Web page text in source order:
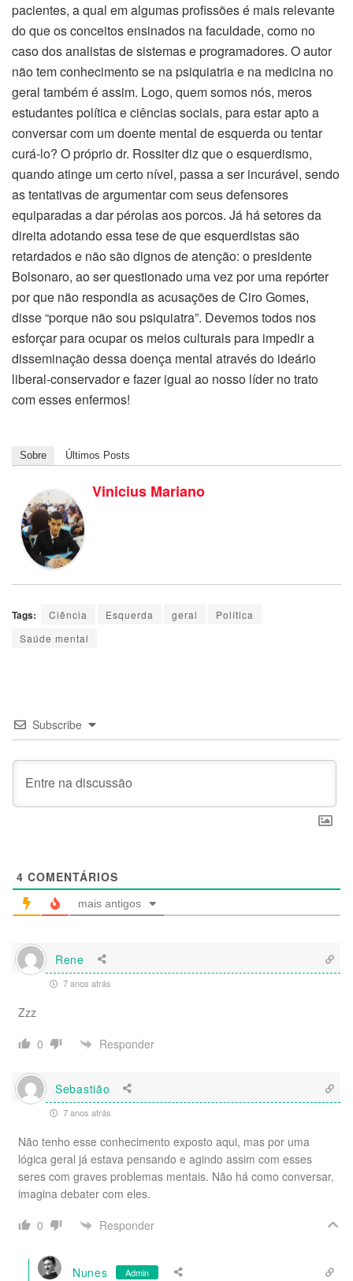
pacientes, a qual em algumas profissões é mais relevante
do que os conceitos ensinados na faculdade, como no
caso dos analistas de sistemas e programadores. O autor
não tem conhecimento se na psiquiatria e na medicina no
geral também é assim. Logo, quem somos nós, meros
estudantes política e ciências sociais, para estar apto a
conversar com um doente mental de esquerda ou tentar
curá-lo? O próprio dr. Rossiter diz que o esquerdismo,
quando atinge um certo nível, passa a ser incurável, sendo
as tentativas de argumentar com seus defensores
equiparadas a dar pérolas aos porcos. Já há setores da
direita adotando essa tese de que esquerdistas são
retardados e não são dignos de atenção: o presidente
Bolsonaro, ao ser questionado uma vez por uma repórter
por que não respondia as acusações de Ciro Gomes,
disse “porque não sou psiquiatra”. Devemos todos nos
esforçar para ocupar os meios culturais para impedir a
disseminação dessa doença mental através do ideário
liberal-conservador e fazer igual ao nosso líder no trato
com esses enfermos!
Sobre Últimos Posts
Vinicius Mariano
Tags: Ciência Esquerda geral
Política
Saúde mental
Subscribe
4 COMENTÁRIOS
mais antigos
Rene
7 anos atrás
Zzz
0
Responder
Sebastião
7 anos atrás
Não tenho esse conhecimento exposto aqui, mas por uma
lógica geral já estava pensando e agindo assim com esses
seres com graves problemas mentais. Não há como conversar,
imagina debater com eles.
0
Responder
Nunes Admin